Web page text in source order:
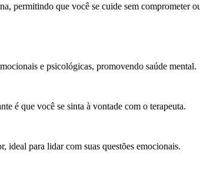
permitindo que você se cuide sem comprometer
e psicológicas, promovendo saúde mental.
é que você se sinta à vontade com o terapeuta.
ideal para lidar com suas questões emocionais.